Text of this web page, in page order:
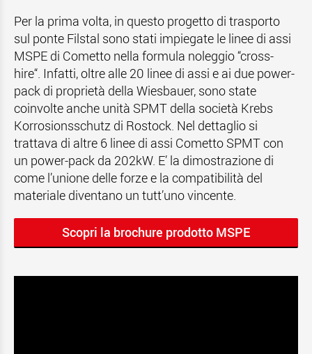
Per la prima volta, in questo progetto di trasporto
sul ponte Filstal sono stati impiegate le linee di assi
MSPE di Cometto nella formula noleggio “cross-
hire“. Infatti, oltre alle 20 linee di assi e ai due power-
pack di proprietà della Wiesbauer, sono state
coinvolte anche unità SPMT della società Krebs
Korrosionsschutz di Rostock. Nel dettaglio si
trattava di altre 6 linee di assi Cometto SPMT con
un power-pack da 202kW. E’ la dimostrazione di
come l’unione delle forze e la compatibilità del
materiale diventano un tutt’uno vincente.
Scopri la brochure prodotto MSPE